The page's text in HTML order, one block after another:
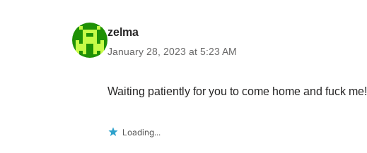
zelma
January 28, 2023 at 5:23 AM
Waiting patiently for you to come home and fuck me!
Loading...